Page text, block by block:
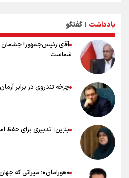
۲۰ نکته دوستانه درباره پیاده روی اربعین و عراقی ها
یادداشت | گفتگو
آقای رئیس‌جمهور! چشمان
شماست
چرخه تندروی در برابر
بنزین؛ تدبیری برای حفظ
«هورامان»؛ میراثی که